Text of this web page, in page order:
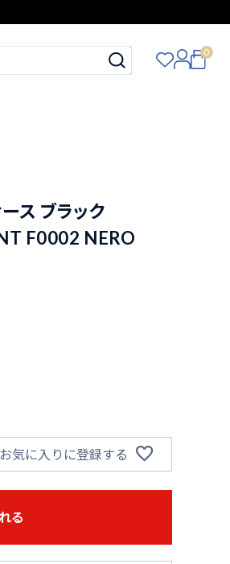
0
ス ブラック
F0002 NERO
お気に入りに登録する
る